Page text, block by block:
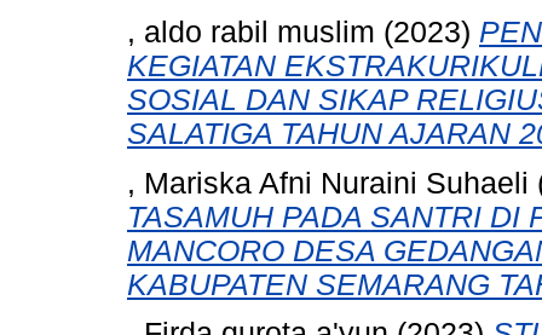
, aldo rabil muslim (2023)
KEGIATAN
SOSIAL DAN SIKAP
SALATIGA TAHUN AJARAN
, Mariska Afni Nuraini Suhaeli
TASAMUH PADA SANTRI DI
MANCORO DESA
KABUPATEN SEMARANG